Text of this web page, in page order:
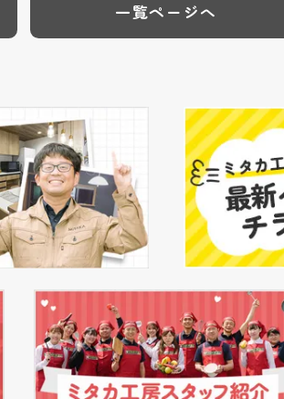
一覧ページへ